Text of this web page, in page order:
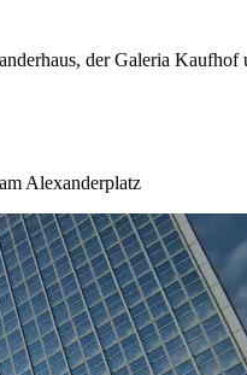
der Galeria
Alexanderplatz